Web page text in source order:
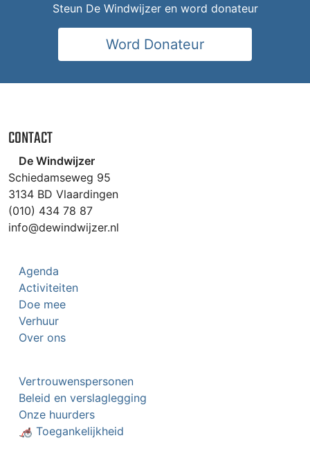
Steun De Windwijzer en word donateur
Word Donateur
CONTACT
De Windwijzer
Schiedamseweg 95
3134 BD Vlaardingen
(010) 434 78 87
info@dewindwijzer.nl
Agenda
Activiteiten
Doe mee
Verhuur
Over ons
Vertrouwenspersonen
Beleid en verslaglegging
Onze huurders
🦽 Toegankelijkheid